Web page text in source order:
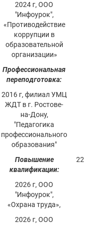
2024 г, ООО
"Инфоурок",
«Противодействие
коррупции в
образовательной
организации»
Профессиональная
переподготовка:
2016 г, филиал УМЦ
ЖДТ в г. Ростове-
на-Дону,
"Педагогика
профессионального
образования"
Повышение
квалификации:
2026 г, ООО
"Инфоурок",
«Охрана труда»,
2026 г, ООО
22